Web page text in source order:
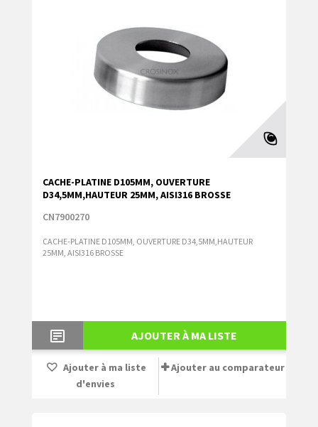
CACHE-PLATINE D105MM, OUVERTURE
D34,5MM,HAUTEUR 25MM, AISI316 BROSSE
CN7900270
CACHE-PLATINE D105MM, OUVERTURE D34,5MM,HAUTEUR
25MM, AISI316 BROSSE
AJOUTER À MA LISTE
Ajouter à ma liste
d'envies
Ajouter au comparateur